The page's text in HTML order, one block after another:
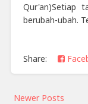
Qur'an)Setiap
berubah-ubah.
Share:
Newer Posts